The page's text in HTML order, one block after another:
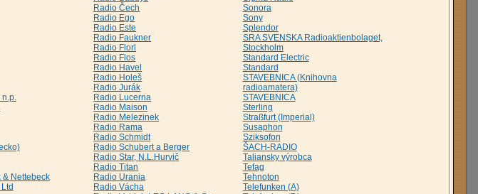
n.p.
& Nettebeck
Radio Čech
Radio Ego
Radio Este
Radio Faukner
Radio Florl
Radio Flos
Radio Havel
Radio Holeš
Radio Jurák
Radio Lucerna
Radio Maison
Radio Melezinek
Radio Rama
Radio Schmidt
Radio Schubert a Berger
Radio Star, N.L.Hurvič
Radio Titan
Radio Urania
Radio Vácha
Sonora
Sony
Splendor
SRA SVENSKA Radioaktienbolaget,
Stockholm
Standard Electric
Standard
STAVEBNICA (Knihovna
radioamatera)
STAVEBNICA
Sterling
Straßfurt (Imperial)
Susaphon
Sziksofon
ŠACH-RADIO
Taliansky výrobca
Tefag
Tehnoton
Telefunken (A)